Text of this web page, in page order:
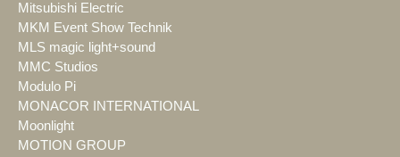
Mitsubishi Electric
MKM Event Show Technik
MLS magic light+sound
MMC Studios
Modulo Pi
MONACOR INTERNATIONAL
Moonlight
MOTION GROUP